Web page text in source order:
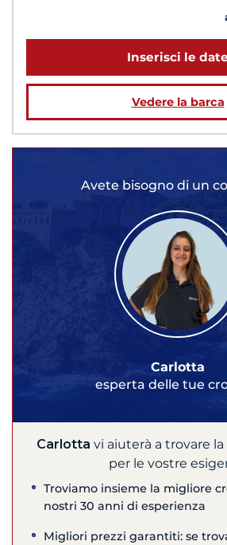
Inserisci le date
Vedere la barca
Avete bisogno di un
Carlotta
esperta delle tue
Carlotta vi aiuterà a trovare
per le vostre
Troviamo insieme la migliore
nostri 30 anni di esperienza
Migliori prezzi garantiti: se